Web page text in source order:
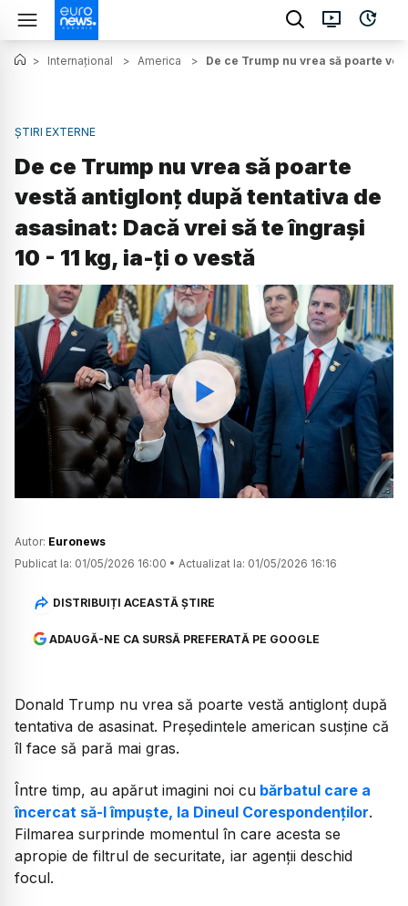
> Internațional > America > De ce Trump nu vrea să poarte
ȘTIRI EXTERNE
De ce Trump nu vrea să poarte
vestă antiglonț după tentativa de
asasinat: Dacă vrei să te îngrași
10 - 11 kg, ia-ți o vestă
Watch
Autor: Euronews
Publicat la: 01/05/2026 16:00 • Actualizat la: 01/05/2026 16:16
DISTRIBUIȚI ACEASTĂ ȘTIRE
ADAUGĂ-NE CA SURSĂ PREFERATĂ PE GOOGLE
Donald Trump nu vrea să poarte vestă antiglonț după
tentativa de asasinat. Președintele american susține că
îl face să pară mai gras.
Între timp, au apărut imagini noi cu bărbatul care a
încercat să-l împuște, la Dineul Corespondenților.
Filmarea surprinde momentul în care acesta se
apropie de filtrul de securitate, iar agenții deschid
focul.